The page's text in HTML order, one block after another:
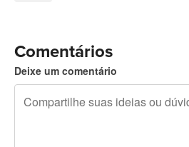
Comentários
Deixe um comentário